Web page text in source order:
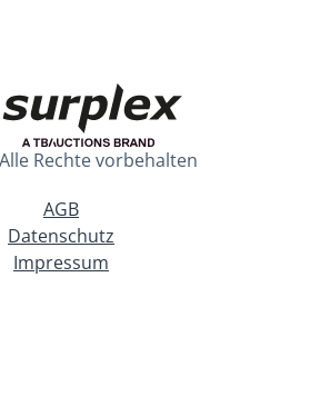
Rechte vorbehalten
AGB
Datenschutz
Impressum